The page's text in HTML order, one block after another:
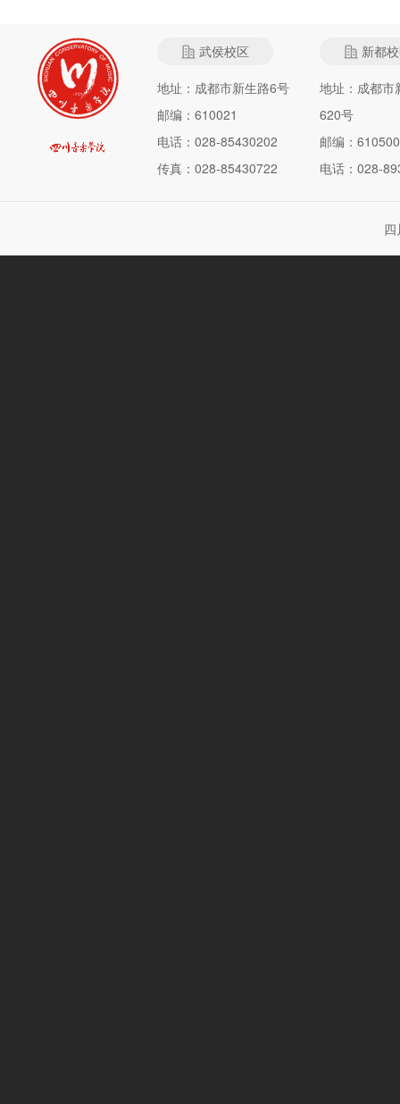
武侯校区
地址：成都市新生路6号
邮编：610021
电话：028-85430202
传真：028-85430722
新都
地址：成都市
620号
邮编：610500
电话：028-